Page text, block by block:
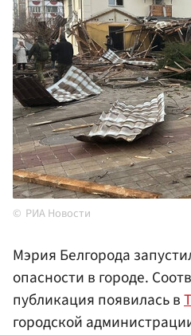
РИА Новости
Мэрия Белгорода
опасности в городе.
публикация появилась в
городской